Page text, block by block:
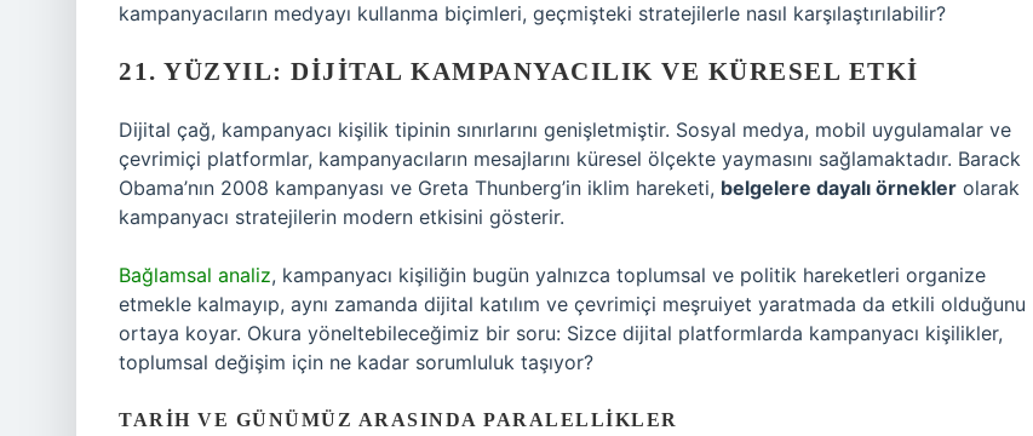
kampanyacıların medyayı kullanma biçimleri, geçmişteki stratejilerle nasıl karşılaştırılabilir?
21. YÜZYIL: DIJITAL KAMPANYACILIK VE KÜRESEL ETKI
Dijital çağ, kampanyacı kişilik tipinin sınırlarını genişletmiştir. Sosyal medya, mobil uygulamalar ve
çevrimiçi platformlar, kampanyacıların mesajlarını küresel ölçekte yaymasını sağlamaktadır. Barack
Obama’nın 2008 kampanyası ve Greta Thunberg’in iklim hareketi, belgelere dayalı örnekler olarak
kampanyacı stratejilerin modern etkisini gösterir.
Bağlamsal analiz, kampanyacı kişiliğin bugün yalnızca toplumsal ve politik hareketleri organize
etmekle kalmayıp, aynı zamanda dijital katılım ve çevrimiçi meşruiyet yaratmada da etkili olduğunu
ortaya koyar. Okura yöneltebileceğimiz bir soru: Sizce dijital platformlarda kampanyacı kişilikler,
toplumsal değişim için ne kadar sorumluluk taşıyor?
TARIH VE GÜNÜMÜZ ARASINDA PARALELLIKLER